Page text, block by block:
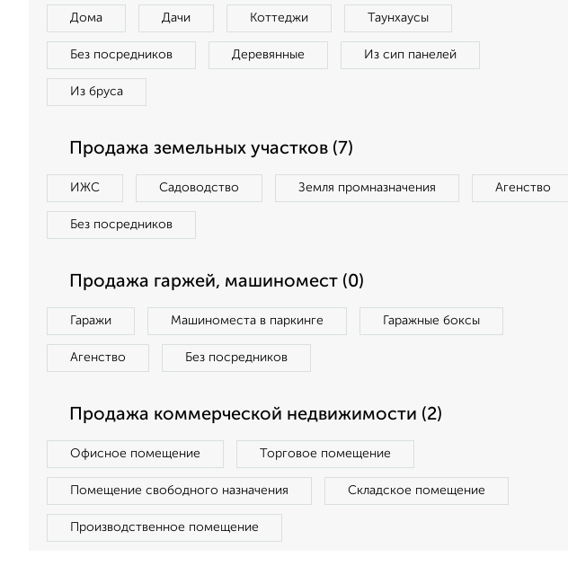
Дома Дачи Коттеджи Таунхаусы
Без посредников Деревянные Из сип панелей
Из бруса
Продажа земельных участков (7)
ИЖС Садоводство Земля промназначения Агенство
Без посредников
Продажа гаржей, машиномест (0)
Гаражи Машиноместа в паркинге Гаражные боксы
Агенство Без посредников
Продажа коммерческой недвижимости (2)
Офисное помещение Торговое помещение
Помещение свободного назначения Складское помещение
Производственное помещение